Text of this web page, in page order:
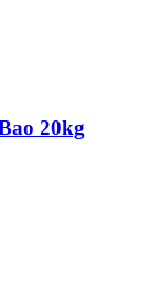
20kg